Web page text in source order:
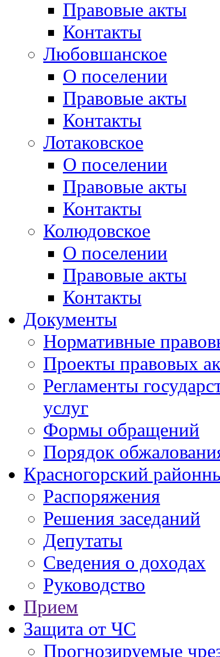
Правовые акты
Контакты
Любовшанское
О поселении
Правовые акты
Контакты
Лотаковское
О поселении
Правовые акты
Контакты
Колюдовское
О поселении
Правовые акты
Контакты
Документы
Нормативные
Проекты правовых
Регламенты
услуг
Формы обращений
Порядок
Красногорский
Распоряжения
Решения заседаний
Депутаты
Сведения о доходах
Руководство
Прием
Защита от ЧС
Прогнозируемые